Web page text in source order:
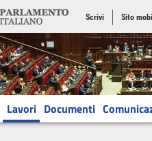
Scrivi Sito
Lavori Documenti